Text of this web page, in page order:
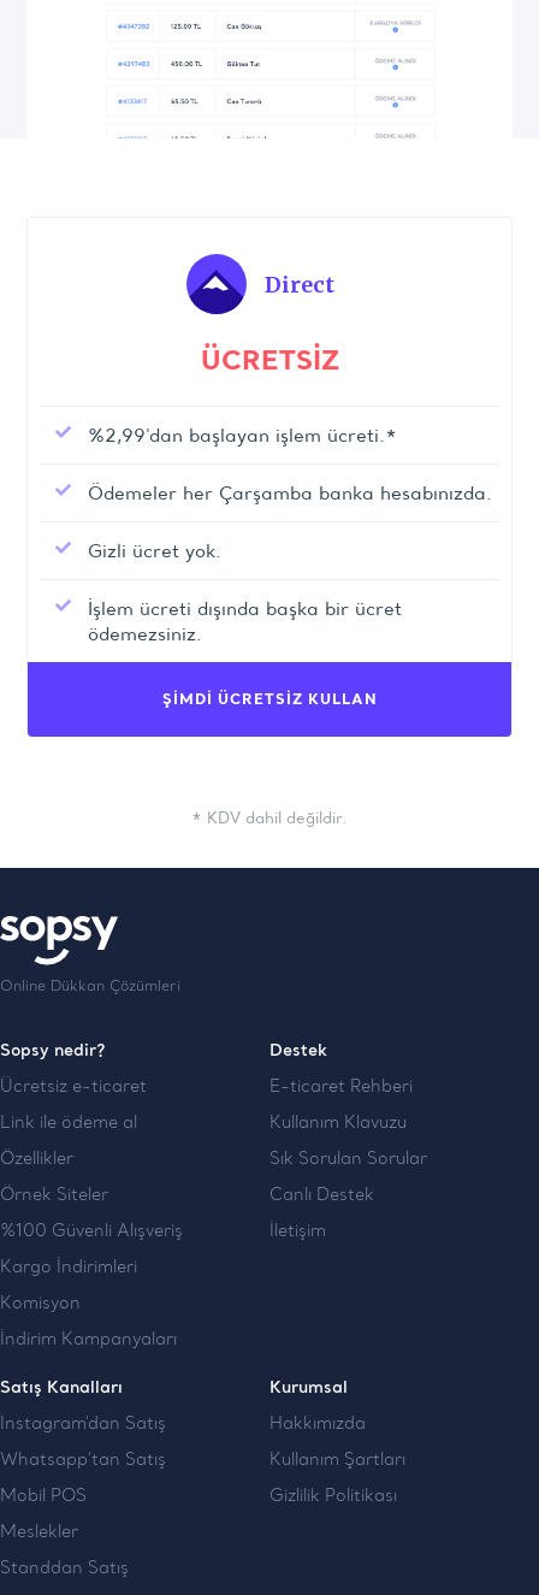
Direct
ÜCRETSİZ
%2,99'dan başlayan işlem ücreti.*
Ödemeler her Çarşamba banka hesabınızda.
Gizli ücret yok.
İşlem ücreti dışında başka bir ücret
ödemezsiniz.
ŞİMDİ ÜCRETSİZ KULLAN
* KDV dahil değildir.
Online Dükkan Çözümleri
Sopsy nedir?
Ücretsiz e-ticaret
Link ile ödeme al
Özellikler
Örnek Siteler
%100 Güvenli Alışveriş
Kargo İndirimleri
Komisyon
İndirim Kampanyaları
Destek
E-ticaret Rehberi
Kullanım Klavuzu
Sık Sorulan Sorular
Canlı Destek
İletişim
Satış Kanalları
Instagram'dan Satış
Whatsapp'tan Satış
Mobil POS
Meslekler
Standdan Satış
Kurumsal
Hakkımızda
Kullanım Şartları
Gizlilik Politikası